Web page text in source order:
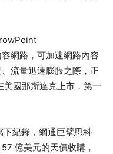
網路，可加速網路內容
流量迅速膨脹之際，正
國那斯達克上市，第一
紀錄，網通巨擘思科
億美元的天價收購，